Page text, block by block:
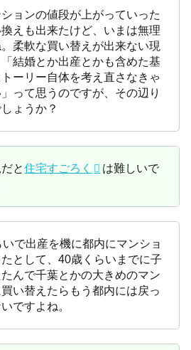
ョンの値段が上がっていった
えも出来たけど、いまは無理
柔軟な買い替えが出来ない現
結婚とか出産とかも含めた基
ーリー自体を考え直さなきゃ
って思うのですが、その辺り
ょうか？
と住宅すごろく
は難しいで
で出産を機に都内にマンショ
として、40歳くらいまでに子
んで千葉とかの大きめのマン
い替えたらもう都内には戻っ
ですよね。